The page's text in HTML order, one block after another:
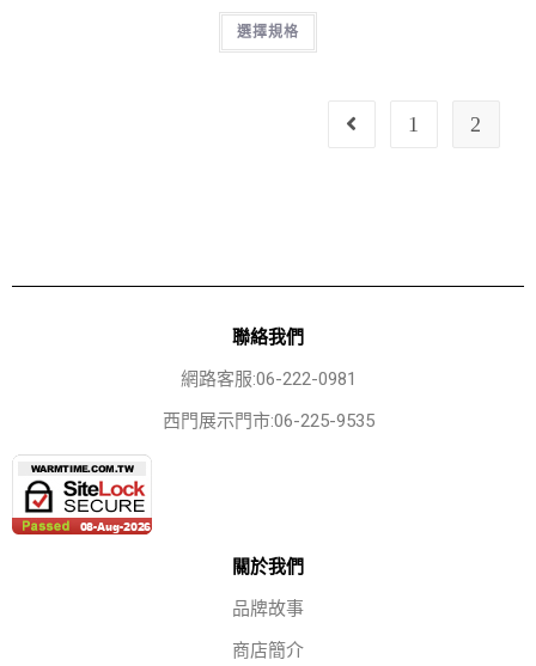
選擇規格
1 2
聯絡我們
網路客服:06-222-0981
西門展示門市:06-225-9535
關於我們
品牌故事
商店簡介